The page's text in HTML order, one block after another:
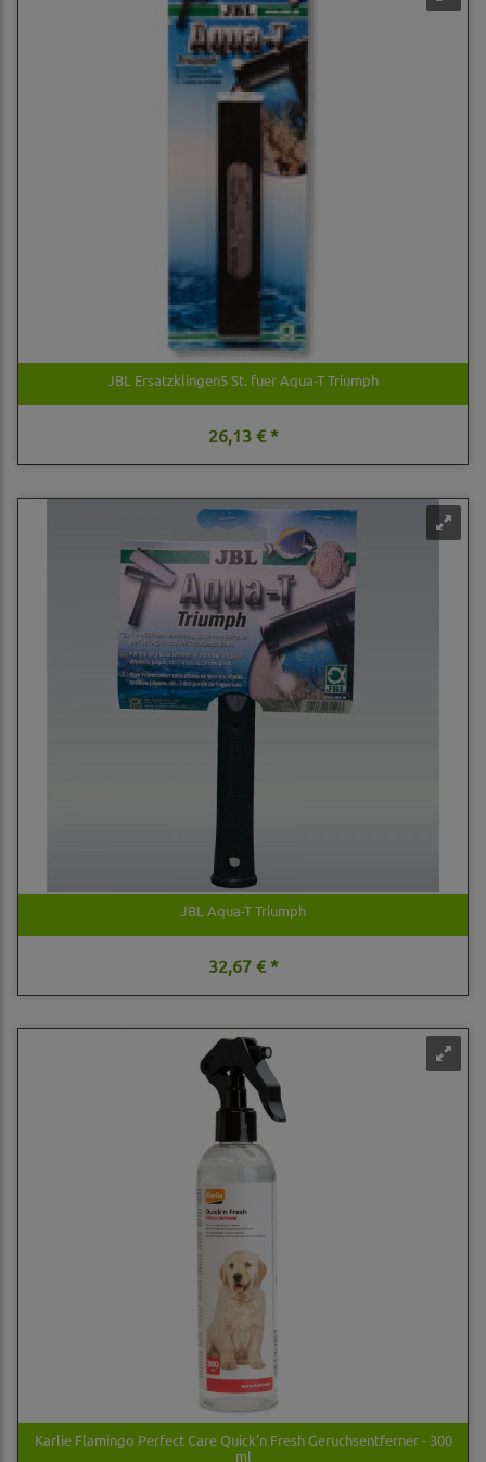
JBL Ersatzklingen5 St. fuer Aqua-T Triumph
26,13 € *
JBL Aqua-T Triumph
32,67 € *
Karlie Flamingo Perfect Care Quick'n Fresh Geruchsentferner - 300
ml